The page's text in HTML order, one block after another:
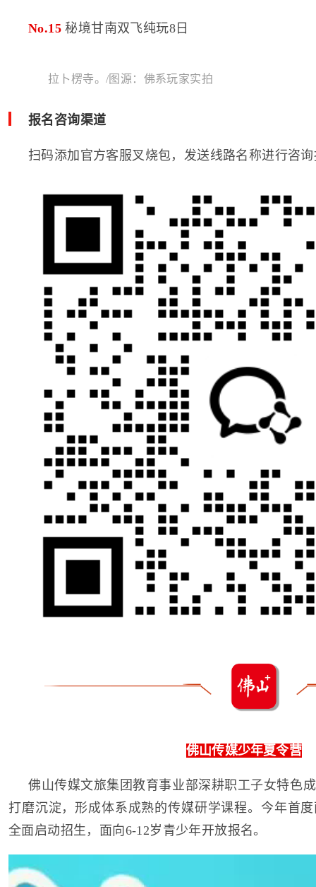
No.15 秘境甘南双飞纯玩8日
拉卜楞寺。/图源：佛系玩家实拍
报名咨询渠道
扫码添加官方客服叉烧包，发送线路名称进行咨
佛山传媒少年夏令营
佛山传媒文旅集团教育事业部深耕职工子女特色
打磨沉淀，形成体系成熟的传媒研学课程。今年首
全面启动招生，面向6-12岁青少年开放报名。